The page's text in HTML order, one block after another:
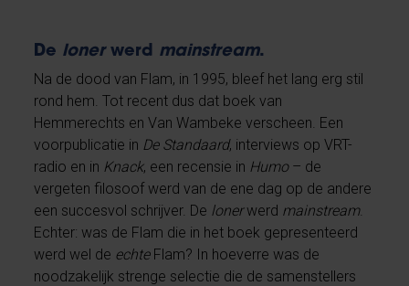
De lonerwerd mainstream.
Na de dood van Flam, in 1995, bleef het lang erg stil
rond hem. Tot recent dus dat boek van
Hemmerechts en Van Wambeke verscheen. Een
voorpublicatie in De Standaard, interviews op VRT-
radio en in Knack, een recensie in Humo– de
vergeten filosoof werd van de ene dag op de andere
een succesvol schrijver. De lonerwerd mainstream.
Echter: was de Flam die in het boek gepresenteerd
werd wel de echte Flam? In hoeverre was de
noodzakelijk strenge selectie die de samenstellers